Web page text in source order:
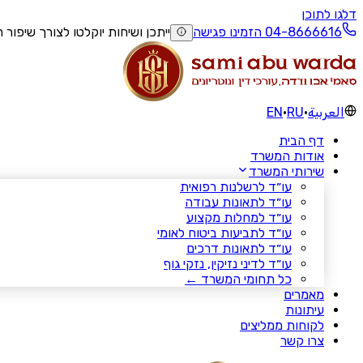
דלגו לתוכן
הזמינו פגישה ייתכן ושיחות יוקלטו לצורך
العربية·
EN·RU
דף הבית
אודות המשרד
שירותי המשרד
עו״ד לרשלנות רפואית
עו״ד לתאונות עבודה
עו״ד למחלות מקצוע
עו״ד לתביעות ביטוח לאומי
עו״ד לתאונות דרכים
עו״ד לדיני נזיקין, נזקי גוף
כל תחומי המשרד ←
מאמרים
עיתונות
לקוחות ממליצים
צרו קשר